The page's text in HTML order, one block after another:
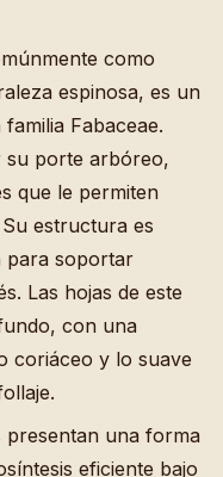
como
espinosa, es un
Fabaceae.
su porte arbóreo,
que le permiten
estructura es
para soportar
Las hojas de este
con una
coriáceo y lo suave
presentan una forma
eficiente bajo